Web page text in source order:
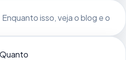
isso, vejao blog e o
Quanto